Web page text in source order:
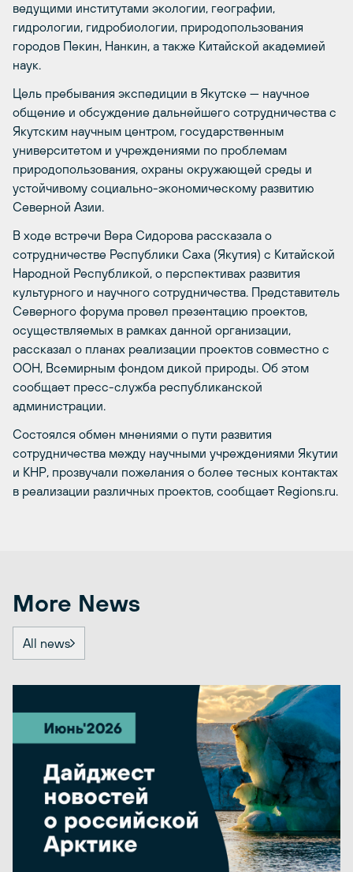
ведущими институтами экологии, географии,
гидрологии, гидробиологии, природопользования
городов Пекин, Нанкин, а также Китайской академией
наук.
Цель пребывания экспедиции в Якутске — научное
общение и обсуждение дальнейшего сотрудничества с
Якутским научным центром, государственным
университетом и учреждениями по проблемам
природопользования, охраны окружающей среды и
устойчивому социально-экономическому развитию
Северной Азии.
В ходе встречи Вера Сидорова рассказала о
сотрудничестве Республики Саха (Якутия) с Китайской
Народной Республикой, о перспективах развития
культурного и научного сотрудничества. Представитель
Северного форума провел презентацию проектов,
осуществляемых в рамках данной организации,
рассказал о планах реализации проектов совместно с
ООН, Всемирным фондом дикой природы. Об этом
сообщает пресс-служба республиканской
администрации.
Состоялся обмен мнениями о пути развития
сотрудничества между научными учреждениями Якутии
и КНР, прозвучали пожелания о более тесных контактах
в реализации различных проектов, сообщает Regions.ru.
More News
All news